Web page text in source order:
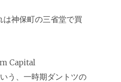
は神保町の三省堂で買
Capital
う、一時期ダントツの